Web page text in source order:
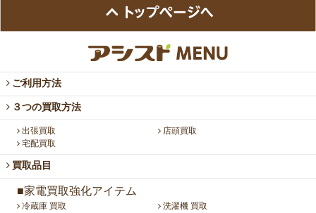
ご利用方法
３つの買取方法
出張買取
店頭買取
宅配買取
買取品目
■家電買取強化アイテム
冷蔵庫 買取
洗濯機 買取